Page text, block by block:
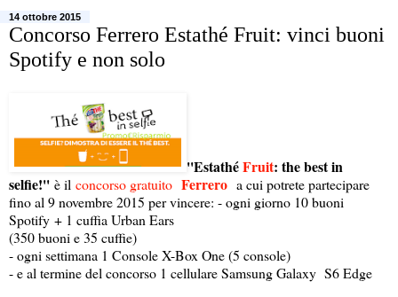
14 ottobre 2015
Concorso Ferrero Estathé Fruit: vinci buoni
Spotify e non solo
''EstathéFruit: the best in
selfie!'' è il concorso gratuito Ferrero a cui potrete partecipare
fino al 9 novembre 2015 per vincere: - ogni giorno 10 buoni
Spotify + 1 cuffia Urban Ears
(350 buoni e 35 cuffie)
- ogni settimana 1 Console X-Box One (5 console)
- e al termine del concorso 1 cellulare Samsung Galaxy S6 Edge